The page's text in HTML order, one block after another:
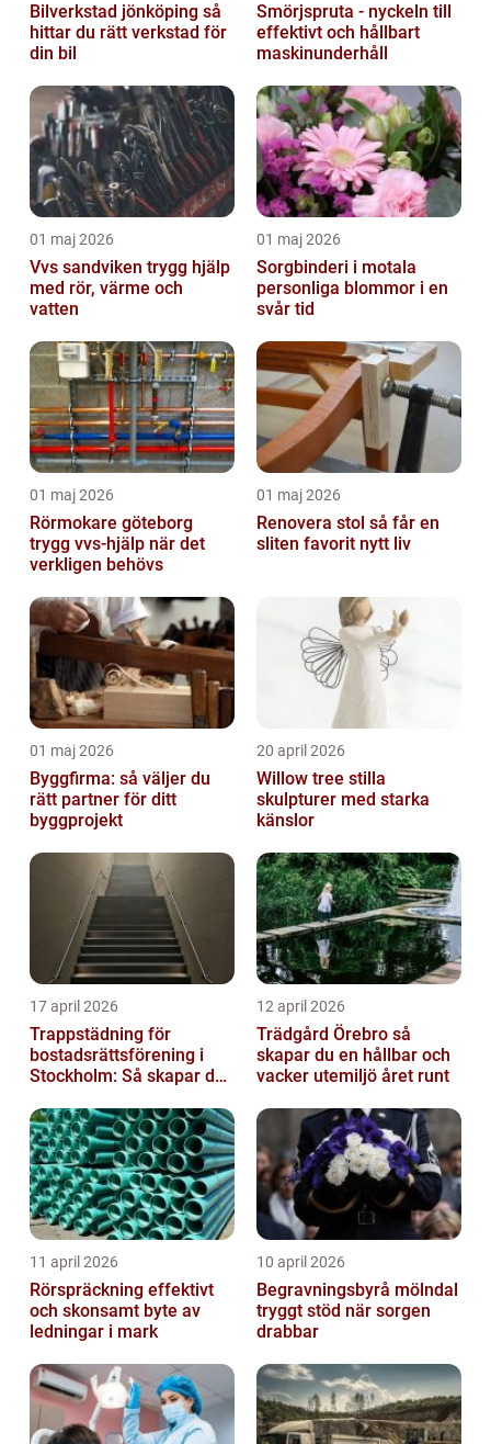
Bilverkstad jönköping så
hittar du rätt verkstad för
din bil
Smörjspruta - nyckeln till
effektivt och hållbart
maskinunderhåll
01 maj 2026
Vvs sandviken trygg hjälp
med rör, värme och
vatten
01 maj 2026
Sorgbinderi i motala
personliga blommor i en
svår tid
01 maj 2026
Rörmokare göteborg
trygg vvs-hjälp när det
verkligen behövs
01 maj 2026
Renovera stol så får en
sliten favorit nytt liv
01 maj 2026
Byggfirma: så väljer du
rätt partner för ditt
byggprojekt
20 april 2026
Willow tree stilla
skulpturer med starka
känslor
17 april 2026
Trappstädning för
bostadsrättsförening i
Stockholm: Så skapar du
trapphus...
12 april 2026
Trädgård Örebro så
skapar du en hållbar och
vacker utemiljö året runt
11 april 2026
Rörspräckning effektivt
och skonsamt byte av
ledningar i mark
10 april 2026
Begravningsbyrå mölndal
tryggt stöd när sorgen
drabbar